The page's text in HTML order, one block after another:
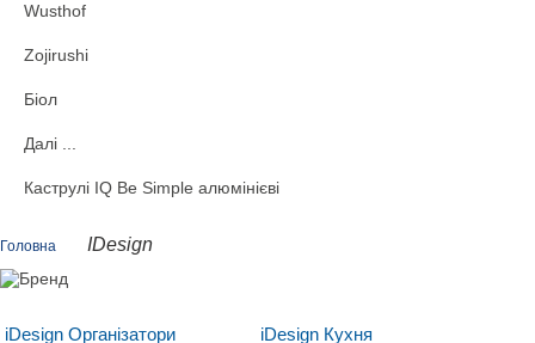
Wusthof
Zojirushi
Біол
Далі ...
Каструлі IQ Be Simple алюмінієві
Головна IDesign
iDesign Організатори iDesign Кухня